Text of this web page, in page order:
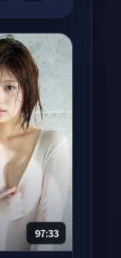
97:33